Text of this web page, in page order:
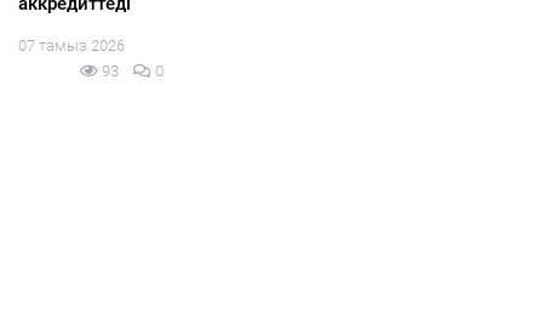
для наблюдения
за выборами